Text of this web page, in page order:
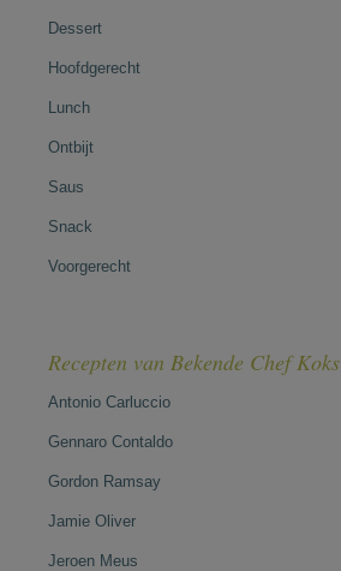
Dessert
Hoofdgerecht
Lunch
Ontbijt
Saus
Snack
Voorgerecht
Recepten van Bekende Chef Koks
Antonio Carluccio
Gennaro Contaldo
Gordon Ramsay
Jamie Oliver
Jeroen Meus